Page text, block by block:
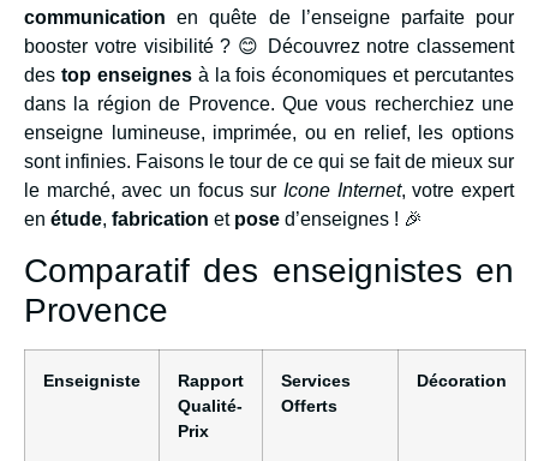
communication en quête de l’enseigne parfaite pour
booster votre visibilité ? 😊 Découvrez notre classement
des top enseignesà la fois économiques et percutantes
dans la région de Provence. Que vous recherchiez une
enseigne lumineuse, imprimée, ou en relief, les options
sont infinies. Faisons le tour de ce qui se fait de mieux sur
le marché, avec un focus sur Icone Internet, votre expert
en étude, fabrication et pose d’enseignes ! 🎉
Comparatif des enseignistes en
Provence
Enseigniste
Rapport
Qualité-
Prix
Services
Offerts
Décoration